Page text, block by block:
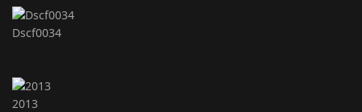
Dscf0034
2013